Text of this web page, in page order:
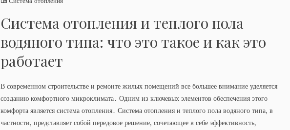
Система отопления и теплого пола
водяного типа: что это такое и как это
работает
В современном строительстве и ремонте жилых помещений все большее внимание уделяется
созданию комфортного микроклимата․ Одним из ключевых элементов обеспечения этого
комфорта является система отопления․ Система отопления и теплого пола водяного типа, в
частности, представляет собой передовое решение, сочетающее в себе эффективность,